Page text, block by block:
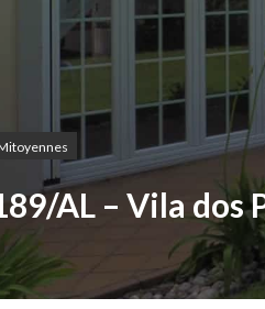
AL – Vila dos